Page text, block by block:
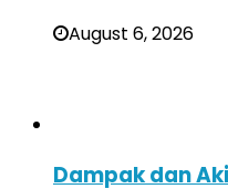
August 6, 2026
Dampak dan